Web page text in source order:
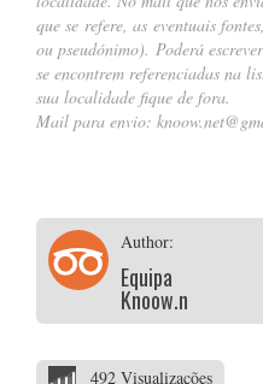
que se refere, as eventuais
ou pseudónimo). Poderá
se encontrem referenciadas na
sua localidade fique de fora.
Mail para envio:
Author:
Equipa
Knoow.net
492 Visualizações